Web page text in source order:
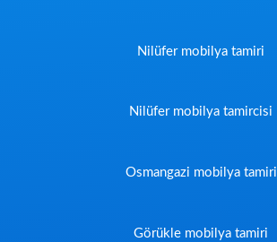
Nilüfer mobilya tamiri
Nilüfer mobilya tamircisi
Osmangazi mobilya tamiri
Görükle mobilya tamiri